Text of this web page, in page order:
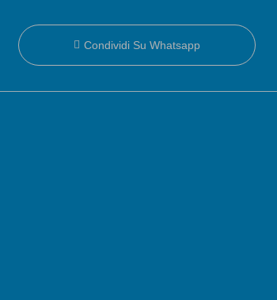
Condividi Su Whatsapp